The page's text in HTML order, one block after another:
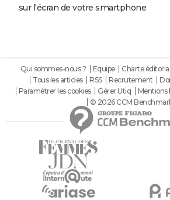
sur l'écran de votre smartphone
Qui sommes-nous ? Equipe Charte
Tous les articles
RSS Recrutement
Paramétrer les cookies
Gérer Utiq Mentions
© 2026 CCM